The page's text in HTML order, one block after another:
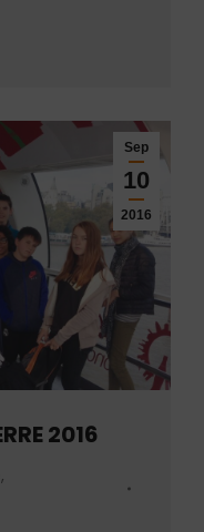
Sep
10
2016
2016
,